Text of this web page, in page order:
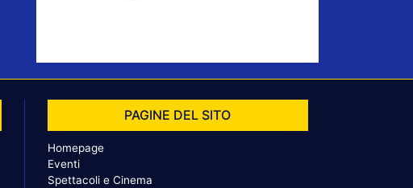
PAGINE DEL SITO
Homepage
Eventi
Spettacoli e Cinema